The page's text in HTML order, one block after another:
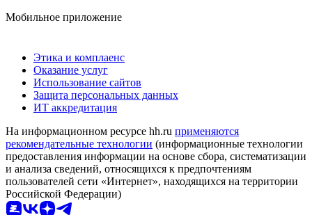
Мобильное приложение
Этика и комплаенс
Оказание услуг
Использование сайтов
Защита персональных данных
ИТ аккредитация
На информационном ресурсе hh.ru применяются
рекомендательные технологии (информационные технологии
предоставления информации на основе сбора, систематизации
и анализа сведений, относящихся к предпочтениям
пользователей сети «Интернет», находящихся на территории
Российской Федерации)